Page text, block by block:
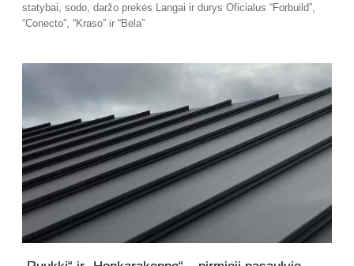
statybai, sodo, daržo prekės Langai ir durys Oficialus “Forbuild”,
“Conecto”, “Kraso” ir “Bela”